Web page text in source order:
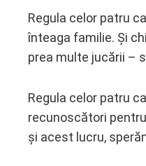
Regula celor patru
înteaga familie. Și
prea multe jucării –
Regula celor patru
recunoscători
și acest lucru,